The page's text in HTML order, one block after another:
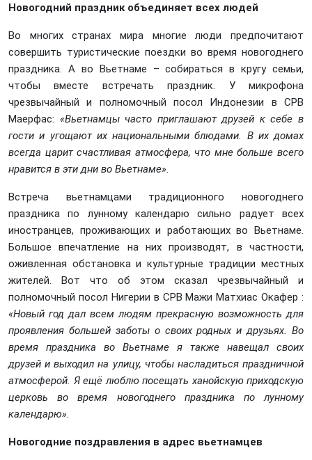
Новогодний праздник объединяет всех людей
Во многих странах мира многие люди предпочитают
совершить туристические поездки во время новогоднего
праздника. А во Вьетнаме – собираться в кругу семьи,
чтобы вместе встречать праздник. У микрофона
чрезвычайный и полномочный посол Индонезии в СРВ
Маерфас: «Вьетнамцы часто приглашают друзей к себе в
гости и угощают их национальными блюдами. В их домах
всегда царит счастливая атмосфера, что мне больше всего
нравится в эти дни во Вьетнаме».
Встреча вьетнамцами традиционного новогоднего
праздника по лунному календарю сильно радует всех
иностранцев, проживающих и работающих во Вьетнаме.
Большое впечатление на них производят, в частности,
оживленная обстановка и культурные традиции местных
жителей. Вот что об этом сказал чрезвычайный и
полномочный посол Нигерии в СРВ Мажи Матхиас Окафер :
«Новый год дал всем людям прекрасную возможность для
проявления бoльшей заботы о своих родных и друзьях. Во
время праздника во Вьетнаме я также навещал своих
друзей и выходил на улицу, чтобы насладиться праздничной
атмосферой. Я ещё люблю посещать ханойскую приходскую
церковь во время новогоднего праздника по лунному
календарю».
Новогодние поздравления в адрес вьетнамцев